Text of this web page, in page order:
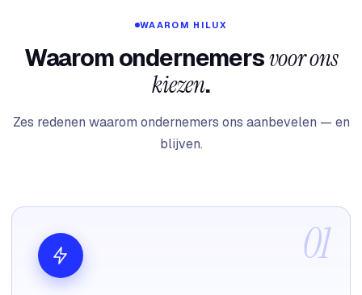
WAAROM HILUX
Waarom ondernemersvoor ons
kiezen.
Zes redenen waarom ondernemers ons aanbevelen — en
blijven.